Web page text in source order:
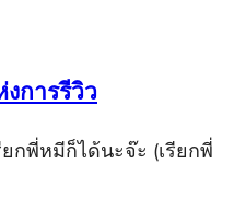
การรีวิว
กพี่หมีก็ได้นะจ๊ะ (เรียกพี่